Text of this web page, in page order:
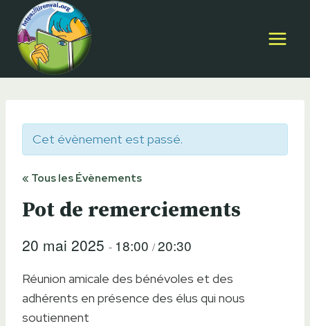
contenu
Cet évènement est passé.
« Tous les Évènements
Pot de remerciements
20 mai 2025 - 18:00 /20:30
Réunion amicale des bénévoles et des
adhérents en présence des élus qui nous
soutiennent